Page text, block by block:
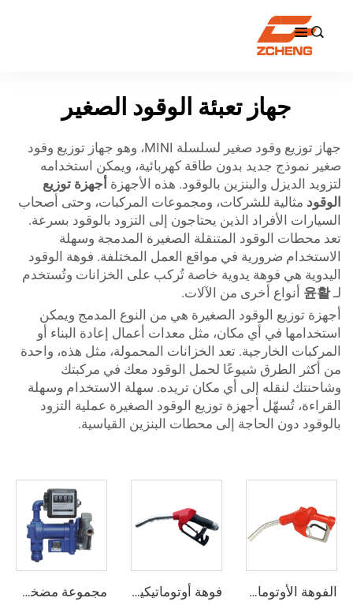

جهاز تعبئة الوقود الصغير
جهاز توزيع وقود صغير لسلسلة MINI، وهو جهاز توزيع وقود
صغير نموذج جديد بدون طاقة كهربائية، ويمكن استخدامه
لتزويد الديزل والبنزين بالوقود. هذه الأجهزة أجهزة توزيع
الوقود مثالية للشركات، ومجموعات المركبات، وحتى أصحاب
السيارات الأفراد الذين يحتاجون إلى التزود بالوقود بسرعة.
تعد محطات الوقود المتنقلة الصغيرة المدمجة وسهلة
الاستخدام ضرورية في مواقع العمل المختلفة. فوهة الوقود
اليدوية هي فوهة يدوية خاصة تُركب على الخزانات وتُستخدم
لـ윤활 أنواع أخرى من الآلات.
أجهزة توزيع الوقود الصغيرة هي من النوع المدمج ويمكن
استخدامها في أي مكان، مثل معدات أعمال إعادة البناء أو
المركبات الخارجية. تعد الخزانات المحمولة، مثل هذه، واحدة
من أكثر الطرق شيوعًا لحمل الوقود معك في مركبتك
وشاحنتك لنقله إلى أي مكان تريده. سهلة الاستخدام وسهلة
القراءة، تُسهّل أجهزة توزيع الوقود الصغيرة عملية التزود
بالوقود دون الحاجة إلى محطات البنزين القياسية.
الفوهة الأوتوماتيكية ZCN-11F فوهة أوتوماتيكية ZCN(XD)-80 مجموعة مضخة التحويل الكهربائية المقاومة للانفجار ZCETP-75A